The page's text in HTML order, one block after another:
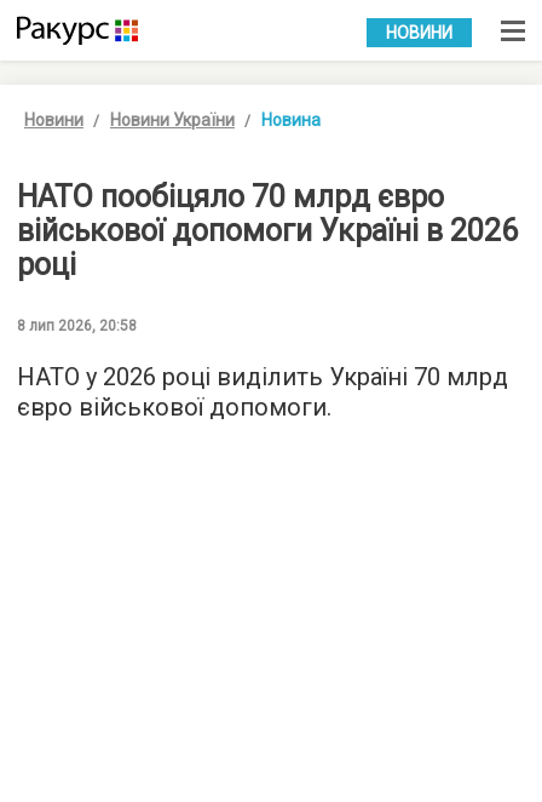
УКР РУС
НОВИНИ
Новини Новини України Новина
НАТО пообіцяло 70 млрд євро
військової допомоги Україні в 2026
році
8 лип 2026, 20:58
НАТО у 2026 році виділить Україні 70 млрд
євро військової допомоги.